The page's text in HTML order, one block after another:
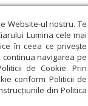
Website-ul nostru. Te
Lumina cele mai
în ceea ce privește
navigarea pe
de Cookie. Prin
conform Politicii de
din Politica